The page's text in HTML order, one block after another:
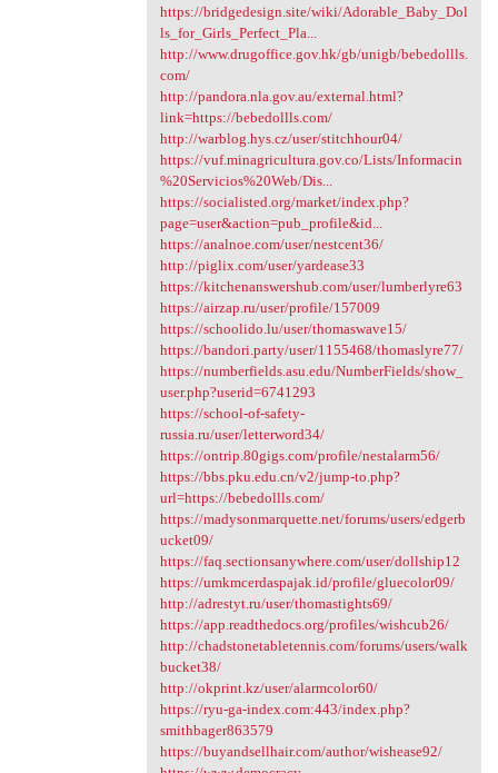
https://bridgedesign.site/wiki/Adorable_Baby_Dol
ls_for_Girls_Perfect_Pla...
http://www.drugoffice.gov.hk/gb/unigb/bebedollls.
com/
http://pandora.nla.gov.au/external.html?
link=https://bebedollls.com/
http://warblog.hys.cz/user/stitchhour04/
https://vuf.minagricultura.gov.co/Lists/Informacin
%20Servicios%20Web/Dis...
https://socialisted.org/market/index.php?
page=user&action=pub_profile&id...
https://analnoe.com/user/nestcent36/
http://piglix.com/user/yardease33
https://kitchenanswershub.com/user/lumberlyre63
https://airzap.ru/user/profile/157009
https://schoolido.lu/user/thomaswave15/
https://bandori.party/user/1155468/thomaslyre77/
https://numberfields.asu.edu/NumberFields/show_
user.php?userid=6741293
https://school-of-safety-
russia.ru/user/letterword34/
https://ontrip.80gigs.com/profile/nestalarm56/
https://bbs.pku.edu.cn/v2/jump-to.php?
url=https://bebedollls.com/
https://madysonmarquette.net/forums/users/edgerb
ucket09/
https://faq.sectionsanywhere.com/user/dollship12
https://umkmcerdaspajak.id/profile/gluecolor09/
http://adrestyt.ru/user/thomastights69/
https://app.readthedocs.org/profiles/wishcub26/
http://chadstonetabletennis.com/forums/users/walk
bucket38/
http://okprint.kz/user/alarmcolor60/
https://ryu-ga-index.com:443/index.php?
smithbager863579
https://buyandsellhair.com/author/wishease92/